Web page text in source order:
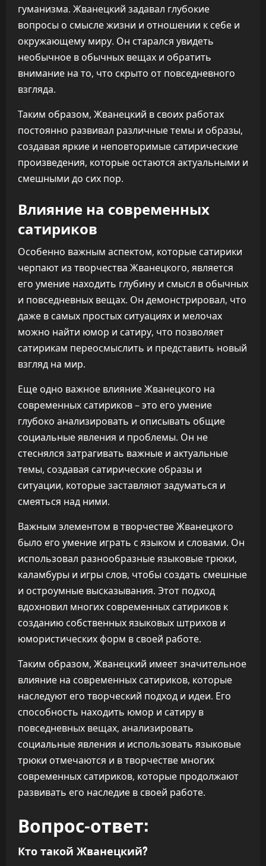
гуманизма. Жванецкий задавал глубокие
вопросы о смысле жизни и отношении к себе и
окружающему миру. Он старался увидеть
необычное в обычных вещах и обратить
внимание на то, что скрыто от повседневного
взгляда.
Таким образом, Жванецкий в своих работах
постоянно развивал различные темы и образы,
создавая яркие и неповторимые сатирические
произведения, которые остаются актуальными и
смешными до сих пор.
Влияние на современных
сатириков
Особенно важным аспектом, которые сатирики
черпают из творчества Жванецкого, является
его умение находить глубину и смысл в обычных
и повседневных вещах. Он демонстрировал, что
даже в самых простых ситуациях и мелочах
можно найти юмор и сатиру, что позволяет
сатирикам переосмыслить и представить новый
взгляд на мир.
Еще одно важное влияние Жванецкого на
современных сатириков – это его умение
глубоко анализировать и описывать общие
социальные явления и проблемы. Он не
стеснялся затрагивать важные и актуальные
темы, создавая сатирические образы и
ситуации, которые заставляют задуматься и
смеяться над ними.
Важным элементом в творчестве Жванецкого
было его умение играть с языком и словами. Он
использовал разнообразные языковые трюки,
каламбуры и игры слов, чтобы создать смешные
и остроумные высказывания. Этот подход
вдохновил многих современных сатириков к
созданию собственных языковых штрихов и
юмористических форм в своей работе.
Таким образом, Жванецкий имеет значительное
влияние на современных сатириков, которые
наследуют его творческий подход и идеи. Его
способность находить юмор и сатиру в
повседневных вещах, анализировать
социальные явления и использовать языковые
трюки отмечаются и в творчестве многих
современных сатириков, которые продолжают
развивать его наследие в своей работе.
Вопрос-ответ:
Кто такой Жванецкий?